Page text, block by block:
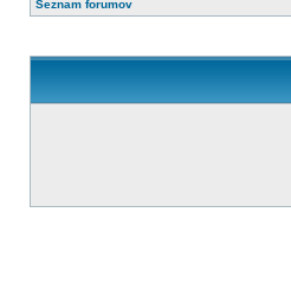
Seznam forumov